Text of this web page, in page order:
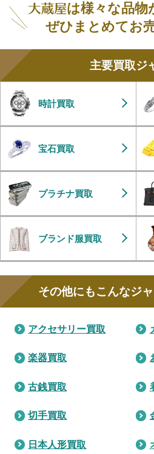
は様々な品物
ぜひまとめてお
主要買取ジ
時計買取
宝石買取
プラチナ買取
ブランド服買取
その他にもこんなジ
アクセサリー買取
楽器買取
古銭買取
切手買取
日本人形買取